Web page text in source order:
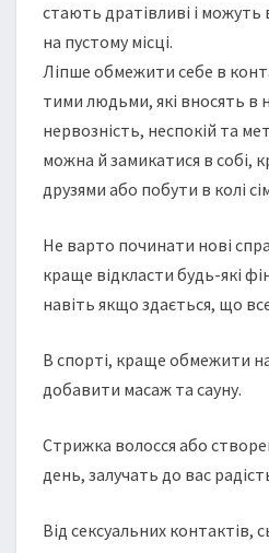
стають дратівливі і
на пустому місці.
Ліпше обмежити себе в
тими людьми, які вносять в
нервозність, неспокій та
можна й замикатися в собі,
друзями або побути в колі
Не варто починати нові
краще відкласти будь-які
навіть якщо здається, що
В спорті, краще обмежити
добавити масаж та сауну.
Стрижка волосся або
день, залучать до вас
Від сексуальних контактів,